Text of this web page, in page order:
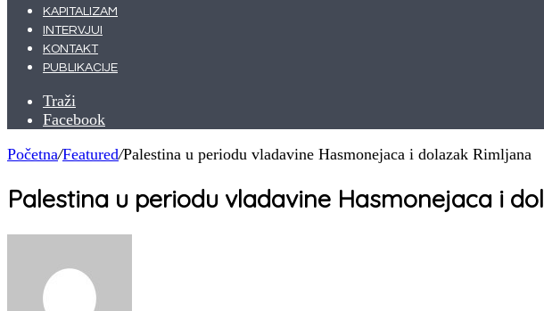
KAPITALIZAM
INTERVJUI
KONTAKT
PUBLIKACIJE
Traži
Facebook
Početna/Featured/Palestina u periodu vladavine Hasmonejaca i dolazak Rimljana
Palestina u periodu vladavine Hasmonejaca i